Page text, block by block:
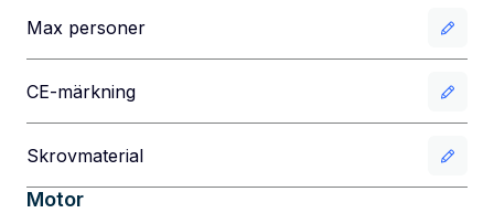
Max personer
CE-märkning
Skrovmaterial
Motor